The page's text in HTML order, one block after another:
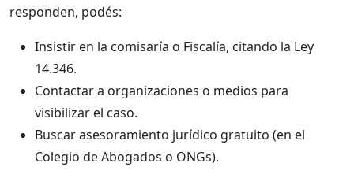
responden, podés:
Insistir en la comisaría o Fiscalía, citando la Ley
14.346.
Contactar a organizaciones o medios para
visibilizar el caso.
Buscar asesoramiento jurídico gratuito (en el
Colegio de Abogados o ONGs).